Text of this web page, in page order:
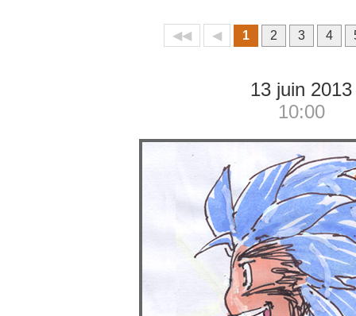
◀◀ ◀ 1 2 3 4
13 juin 2013
10:00